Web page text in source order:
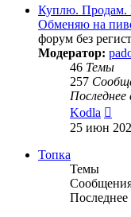
Куплю. Продам.
Обменяю на
форум без
Модератор:
46 Темы
257
Последнее
Kodla
к
25 июн
Топка
Темы